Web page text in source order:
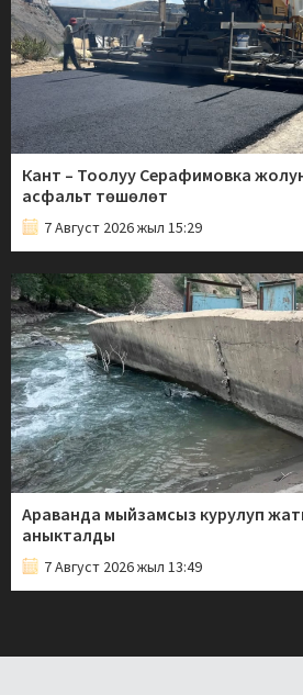
Кант – Тоолуу Серафимовка
асфальт төшөлөт
7 Август 2026 жыл 15:29
Араванда мыйзамсыз курулуп
аныкталды
7 Август 2026 жыл 13:49